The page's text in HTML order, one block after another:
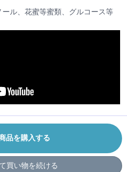
ル、花蜜等蜜類、グルコース等
品を購入する
買い物を続ける